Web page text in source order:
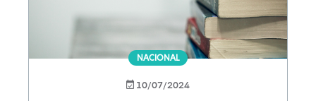
NACIONAL
10/07/2024